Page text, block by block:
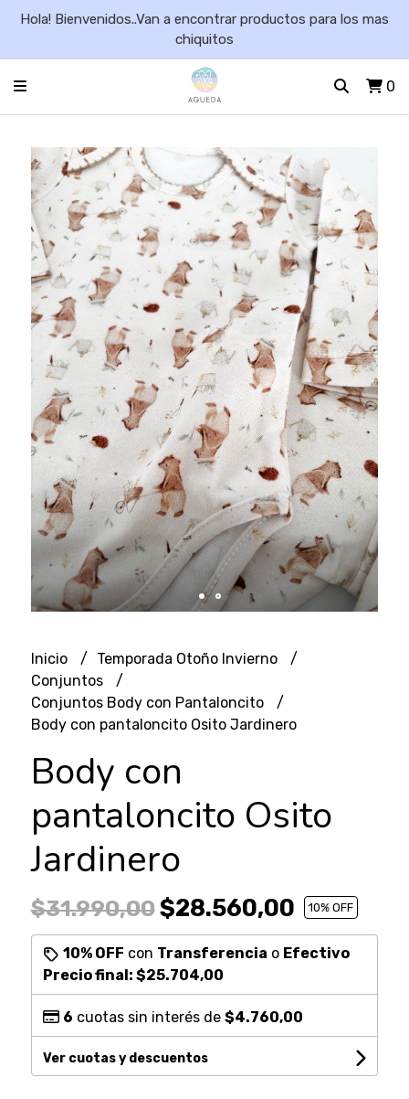
Hola! Bienvenidos..Van a encontrar productos para los mas
chiquitos
0
Inicio
Temporada Otoño Invierno
Conjuntos
Conjuntos Body con Pantaloncito
Body con pantaloncito Osito Jardinero
Body con
pantaloncito Osito
Jardinero
$31.990,00$28.560,00 10% OFF
10% OFF con Transferencia o Efectivo
Precio final: $25.704,00
6 cuotas sin interés de $4.760,00
Ver cuotas y descuentos